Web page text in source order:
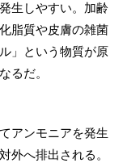
生しやすい。加齢
脂質や皮膚の雑菌
」という物質が原
るだ。
アンモニアを発生
外へ排出される。